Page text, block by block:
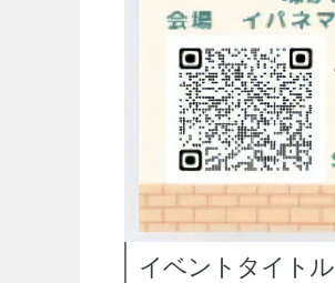
イベントタイトル